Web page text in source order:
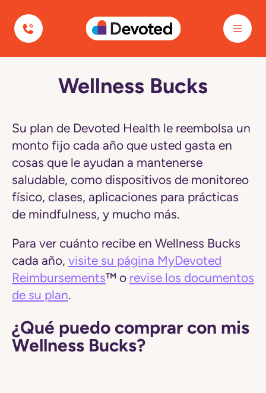
Devoted Health
Wellness
Bucks
Wellness Bucks
Su plan de Devoted Health le reembolsa un
monto fijo cada año que usted gasta en
cosas que le ayudan a mantenerse
saludable, como dispositivos de monitoreo
físico, clases, aplicaciones para prácticas
de mindfulness, y mucho más.
Para ver cuánto recibe en Wellness Bucks
cada año, visite su página MyDevoted
Reimbursements™ o revise los documentos
de su plan.
¿Qué puedo comprar con mis
Wellness Bucks?